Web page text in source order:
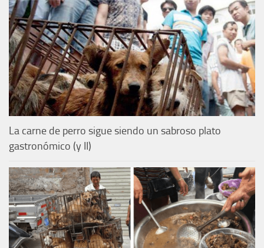
La carne de perro sigue siendo un sabroso plato
gastronómico (y II)